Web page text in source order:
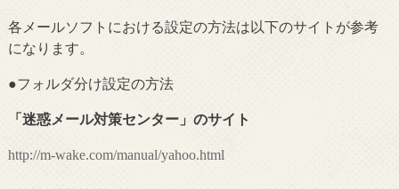
各メールソフトにおける設定の方法は以下のサイトが参考
になります。
●フォルダ分け設定の方法
「迷惑メール対策センター」のサイト
http://m-wake.com/manual/yahoo.html